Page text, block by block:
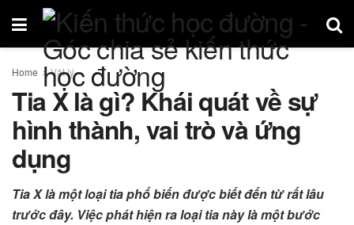
Home Vật lý
Tia X là gì? Khái quát về sự
hình thành, vai trò và ứng
dụng
Tia X là một loại tia phổ biến được biết đến từ rất lâu
trước đây. Việc phát hiện ra loại tia này là một bước